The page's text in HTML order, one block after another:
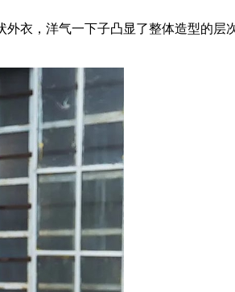
衣，洋气一下子凸显了整体造型的